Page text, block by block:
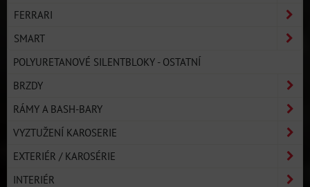
FERRARI
SMART
POLYURETANOVÉ SILENTBLOKY - OSTATNÍ
BRZDY
RÁMY A BASH-BARY
VYZTUŽENÍ KAROSERIE
EXTERIÉR / KAROSÉRIE
INTERIÉR